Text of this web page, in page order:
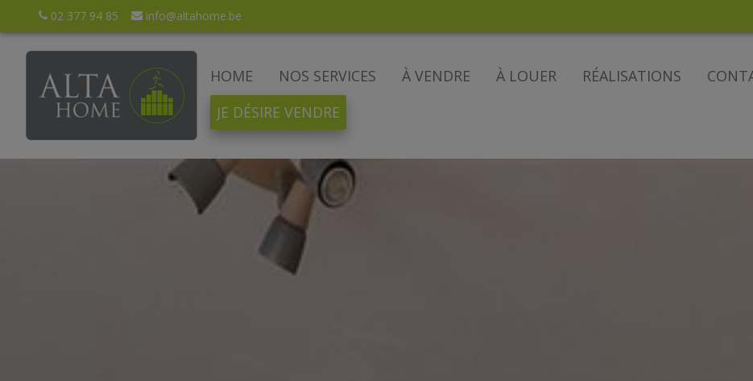
02 377 94 85 info@altahome.be
HOME NOS SERVICES À VENDRE À LOUER RÉALISATIONS
JE DÉSIRE VENDRE